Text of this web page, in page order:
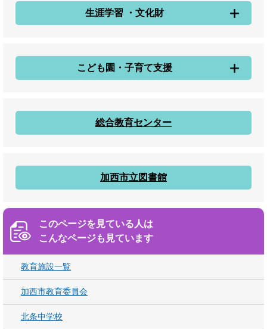
生涯学習 ・文化財
こども園・子育て支援
総合教育センター
加西市立図書館
このページを見ている人は
こんなページも見ています
教育施設一覧
加西市教育委員会
北条中学校